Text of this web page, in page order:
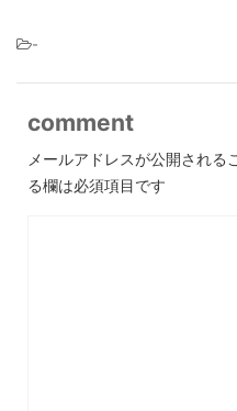
-
comment
メールアドレスが公開される
る欄は必須項目です